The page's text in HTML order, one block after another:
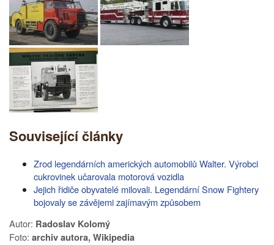
Související články
Zrod legendárních amerických automobilů Walter. Výrobci
cukrovinek učarovala motorová vozidla
Jejich řidiče obyvatelé milovali. Legendární Snow Fightery
bojovaly se závějemi zajímavým způsobem
Autor: Radoslav Kolomý
Foto: archiv autora, Wikipedia